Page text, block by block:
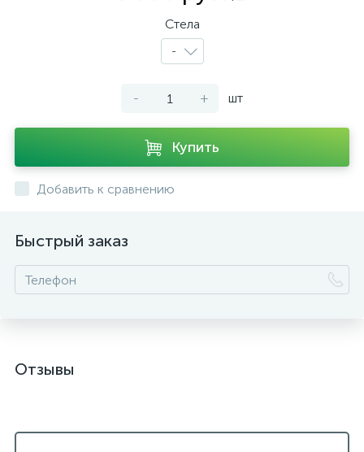
Стела
-
- + шт
Купить
Добавить к сравнению
Быстрый заказ
Отзывы